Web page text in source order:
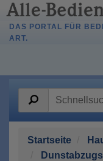
DAS PORTAL FÜR
ART.
Startseite